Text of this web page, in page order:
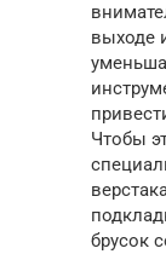
выходе
Чтобы
брусок